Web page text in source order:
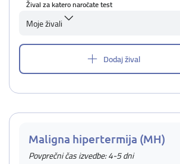
Žival za katero naročate test
Moje živali
Dodaj žival
Maligna hipertermija (MH)
Povprečni čas izvedbe: 4-5 dni